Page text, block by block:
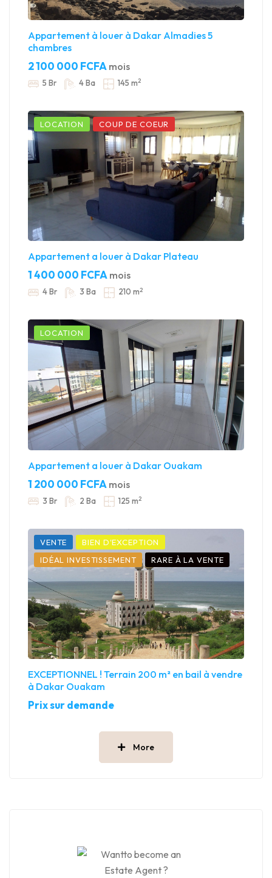
Appartement à louer à Dakar Almadies 5
chambres
2 100 000 FCFA mois
5 Br 4 Ba 145 m2
LOCATION COUP DE COEUR
Appartement a louer à Dakar Plateau
1 400 000 FCFA mois
4 Br 3 Ba 210 m2
LOCATION
Appartement a louer à Dakar Ouakam
1 200 000 FCFA mois
3 Br 2 Ba 125 m2
VENTE
BIEN D'EXCEPTION
IDÉAL INVESTISSEMENT
RARE À LA VENTE
EXCEPTIONNEL ! Terrain 200 m² en bail à vendre
à Dakar Ouakam
Prix sur demande
More